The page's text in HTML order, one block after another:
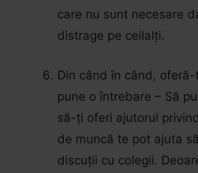
care nu sunt necesare
distrage pe ceilalți.
Din când în când,
pune o întrebare – Să
să-ți oferi ajutorul
de muncă te pot ajuta
discuții cu colegii.